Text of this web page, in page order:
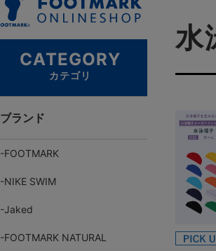
水
CATEGORY
カテゴリ
ブランド
FOOTMARK
NIKE SWIM
Jaked
FOOTMARK NATURAL